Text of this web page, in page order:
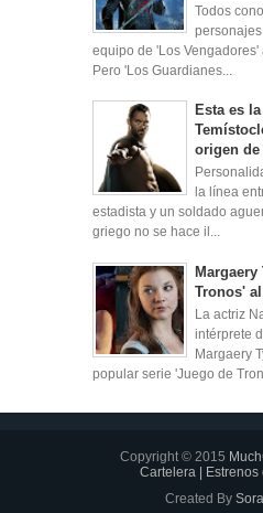
Todos
personajes
equipo de 'Los Vengadores'
Pero 'Los Guardianes...
Esta es
origen
la línea
estadista y un soldado
griego no se hace il...
Margaery
Tronos'
La actriz
intérprete
Margaery
popular serie 'Juego de
Copyright © 2015
Cartelera | Estrenos
Created By